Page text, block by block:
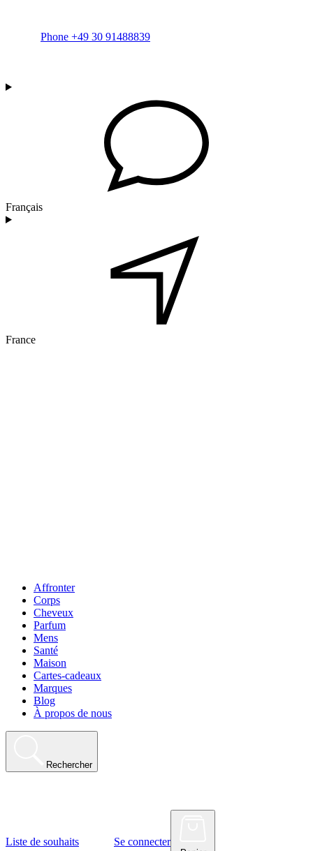
Phone +49 30 91488839
Français
France
Affronter
Corps
Cheveux
Parfum
Mens
Santé
Maison
Cartes-cadeaux
Marques
Blog
À propos de nous
Rechercher
Liste de souhaits Se connecter